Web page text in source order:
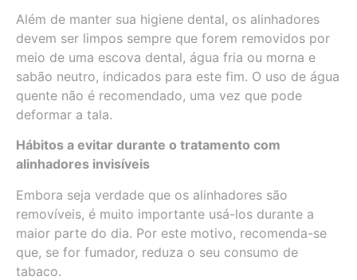
Além de manter sua higiene dental, os alinhadores
devem ser limpos sempre que forem removidos por
meio de uma escova dental, água fria ou morna e
sabão neutro, indicados para este fim. O uso de água
quente não é recomendado, uma vez que pode
deformar a tala.
Hábitos a evitar durante o tratamento com
alinhadores invisíveis
Embora seja verdade que os alinhadores são
removíveis, é muito importante usá-los durante a
maior parte do dia. Por este motivo, recomenda-se
que, se for fumador, reduza o seu consumo de
tabaco.